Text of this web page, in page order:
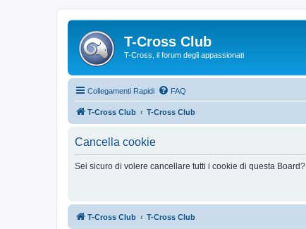
T-Cross Club
T-Cross, il forum degli appassionati
Collegamenti Rapidi FAQ
T-Cross Club T-Cross Club
Cancella cookie
Sei sicuro di volere cancellare tutti i cookie di questa Board?
T-Cross Club T-Cross Club